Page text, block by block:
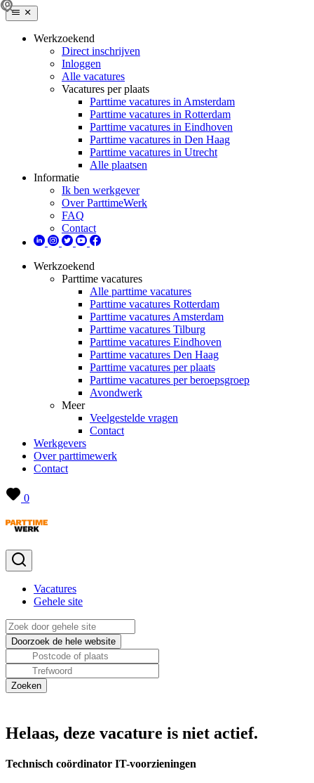
Werkzoekend
Direct inschrijven
Inloggen
Alle vacatures
Vacatures per plaats
Parttime vacatures in Amsterdam
Parttime vacatures in Rotterdam
Parttime vacatures in Eindhoven
Parttime vacatures in Den Haag
Parttime vacatures in Utrecht
Alle plaatsen
Informatie
Ik ben werkgever
Over ParttimeWerk
FAQ
Contact
Werkzoekend
Parttime vacatures
Alle parttime vacatures
Parttime vacatures Rotterdam
Parttime vacatures Amsterdam
Parttime vacatures Tilburg
Parttime vacatures Eindhoven
Parttime vacatures Den Haag
Parttime vacatures per plaats
Parttime vacatures per beroepsgroep
Avondwerk
Meer
Veelgestelde vragen
Contact
Werkgevers
Over parttimewerk
Contact
0
Vacatures
Gehele site
Helaas, deze vacature is niet actief.
Technisch coördinator IT-voorzieningen